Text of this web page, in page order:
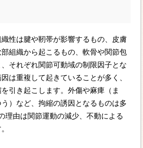
性は腱や靭帯が影響するもの、皮膚
組織から起こるもの、軟骨や関節包
それぞれ関節可動域の制限因子とな
は重複して起きていることが多く、
引き起こします。外傷や麻痺（ま
）など、拘縮の誘因となるものは多
理由は関節運動の減少、不動による